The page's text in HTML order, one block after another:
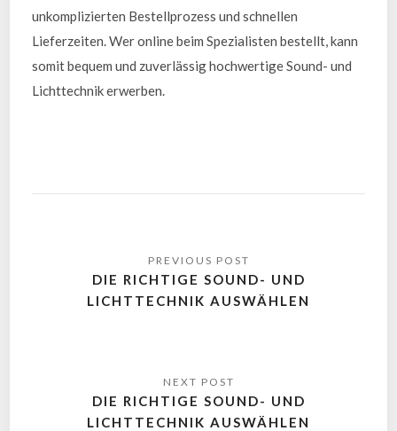
unkomplizierten Bestellprozess und schnellen
Lieferzeiten. Wer online beim Spezialisten bestellt, kann
somit bequem und zuverlässig hochwertige Sound- und
Lichttechnik erwerben.
DIE RICHTIGE SOUND- UND
LICHTTECHNIK AUSWÄHLEN
DIE RICHTIGE SOUND- UND
LICHTTECHNIK AUSWÄHLEN